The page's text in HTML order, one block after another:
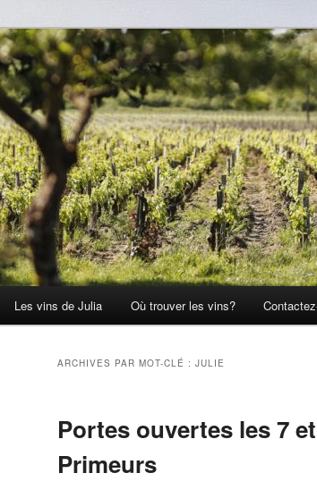
Les vins de Julia Où trouver les vins?
ARCHIVES PAR MOT-CLÉ : JULIE
Portes ouvertes les 7
Primeurs